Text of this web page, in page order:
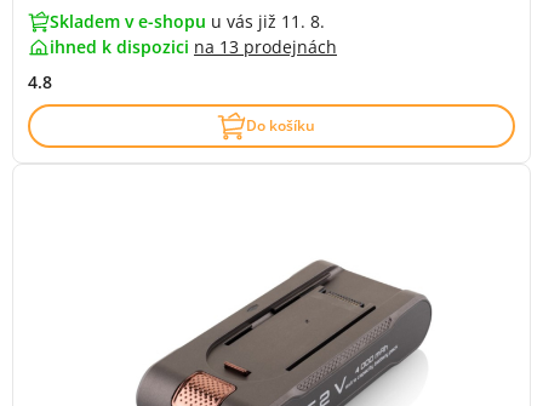
Skladem v e-shopu u vás již 11. 8.
ihned k dispozici na 13 prodejnách
4.8
Do košíku